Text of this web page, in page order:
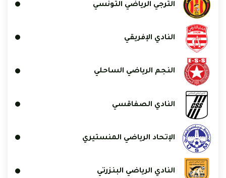
الترجي الرياضي التونسي
النادي الإفريقي
النجم الرياضي الساحلي
النادي الصفاقسي
الإتحاد الرياضي المنستيري
النادي الرياضي البنزرتي